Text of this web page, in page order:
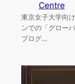
Centre
東京女子大学向
ンでの「グロー
プログ…